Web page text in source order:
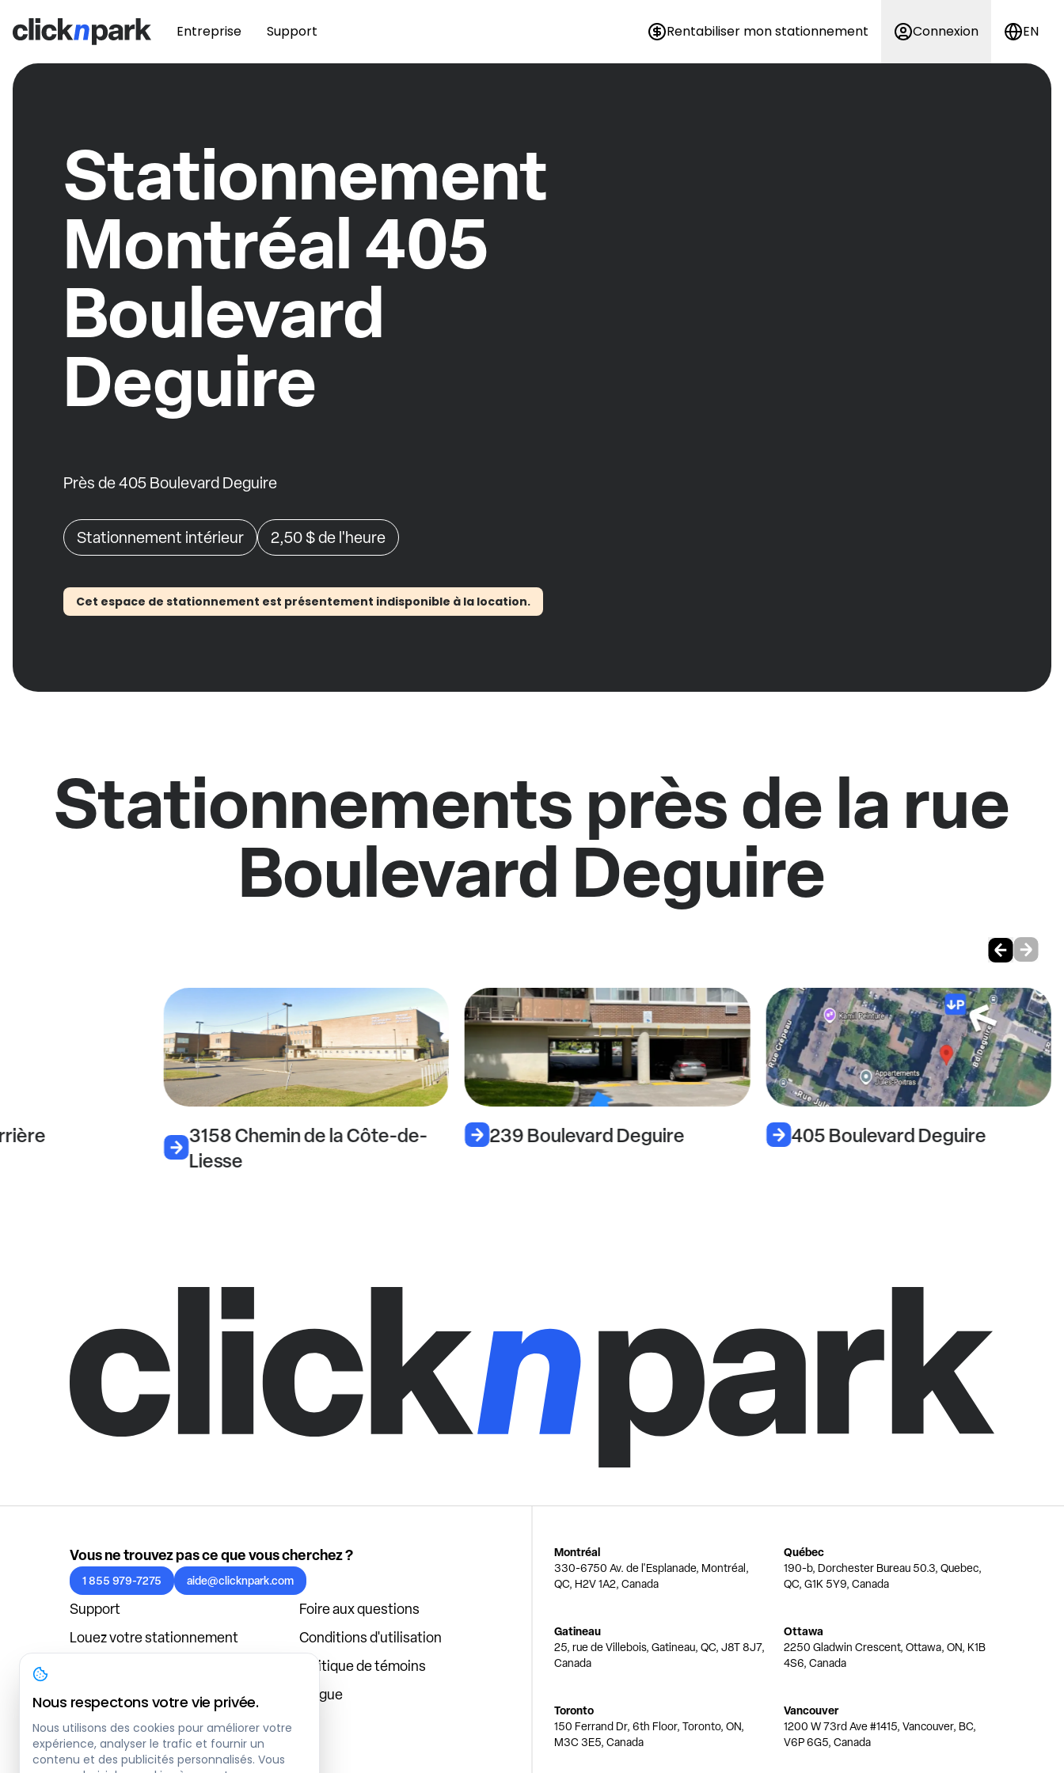
Entreprise Support Rentabiliser mon stationnement Connexion EN
Stationnement
Montréal 405
Boulevard
Deguire
Près de 405 Boulevard Deguire
Stationnement intérieur 2,50 $de l'heure
Cet espace de stationnement est présentement indisponible à la location.
Stationnements près de la rue
Boulevard Deguire
3158 Chemin de la Côte-de-
Liesse
239 Boulevard Deguire 405 Boulevard Deguire
Vous ne trouvez pas ce que vous cherchez ?
1 855 979-7275 aide@clicknpark.com
Support
Foire aux questions
Louez votre stationnement
Conditions d'utilisation
Politique de témoins
À propos
Blogue
Connexion au tableau de bord
Montréal
330-6750 Av. de l'Esplanade, Montréal,
QC, H2V 1A2, Canada
Québec
190-b, Dorchester Bureau 50.3, Quebec,
QC, G1K 5Y9, Canada
Gatineau
25, rue de Villebois, Gatineau, QC, J8T 8J7,
Canada
Ottawa
2250 Gladwin Crescent, Ottawa, ON, K1B
4S6, Canada
Toronto
150 Ferrand Dr, 6th Floor, Toronto, ON,
M3C 3E5, Canada
Vancouver
1200 W 73rd Ave #1415, Vancouver, BC,
V6P 6G5, Canada
Nous respectons votre vie privée.
Nous utilisons des cookies pour améliorer votre
expérience, analyser le trafic et fournir un
contenu et des publicités personnalisés. Vous